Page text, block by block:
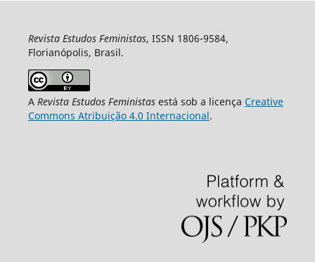
Revista Estudos Feministas, ISSN 1806-9584,
Florianópolis, Brasil.
A Revista Estudos Feministasestá sob a licença Creative
Commons Atribuição 4.0 Internacional.